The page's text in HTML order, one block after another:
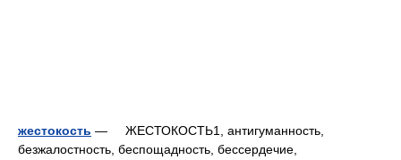
жестокость — ЖЕСТОКОСТЬ1, антигуманность,
безжалостность, беспощадность, бессердечие,